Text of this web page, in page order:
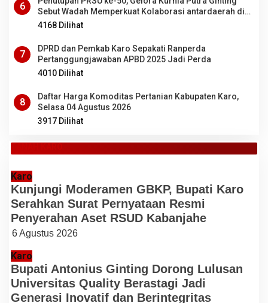
6
Sebut Wadah Memperkuat Kolaborasi antardaerah di
Sumut
4168 Dilihat
7
DPRD dan Pemkab Karo Sepakati Ranperda
Pertanggungjawaban APBD 2025 Jadi Perda
4010 Dilihat
8
Daftar Harga Komoditas Pertanian Kabupaten Karo,
Selasa 04 Agustus 2026
3917 Dilihat
TANAH KARO
Karo
Kunjungi Moderamen GBKP, Bupati Karo
Serahkan Surat Pernyataan Resmi
Penyerahan Aset RSUD Kabanjahe
6 Agustus 2026
Karo
Bupati Antonius Ginting Dorong Lulusan
Universitas Quality Berastagi Jadi
Generasi Inovatif dan Berintegritas